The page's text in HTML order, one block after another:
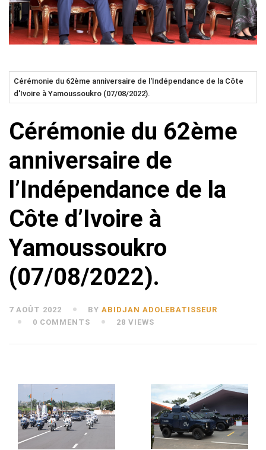
Cérémonie du 62ème anniversaire de l'Indépendance de la Côte
d'Ivoire à Yamoussoukro (07/08/2022).
Cérémonie du 62ème
anniversaire de
l’Indépendance de la
Côte d’Ivoire à
Yamoussoukro
(07/08/2022).
7 AOÛT 2022 BY ABIDJAN ADOLEBATISSEUR
0 COMMENTS
28 VIEWS